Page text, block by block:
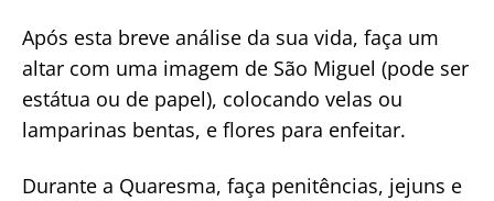
Após esta breve análise da sua vida, faça um
altar com uma imagem de São Miguel (pode ser
estátua ou de papel), colocando velas ou
lamparinas bentas, e flores para enfeitar.
Durante a Quaresma, faça penitências, jejuns e